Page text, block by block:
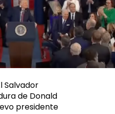
Salvador
de Donald
presidente